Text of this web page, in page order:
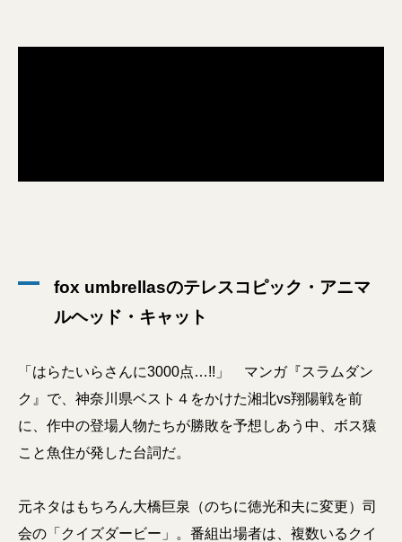
fox umbrellasのテレスコピック・アニマ
ルヘッド・キャット
「はらたいらさんに3000点…!!」 マンガ『スラムダン
ク』で、神奈川県ベスト４をかけた湘北vs翔陽戦を前
に、作中の登場人物たちが勝敗を予想しあう中、ボス猿
こと魚住が発した台詞だ。
元ネタはもちろん大橋巨泉（のちに徳光和夫に変更）司
会の「クイズダービー」。番組出場者は、複数いるクイ